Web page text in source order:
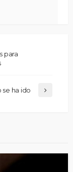
para
se ha ido